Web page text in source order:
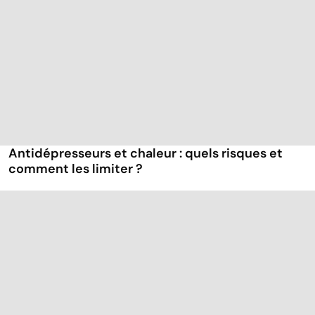
Antidépresseurs et chaleur : quels risques et
comment les limiter ?